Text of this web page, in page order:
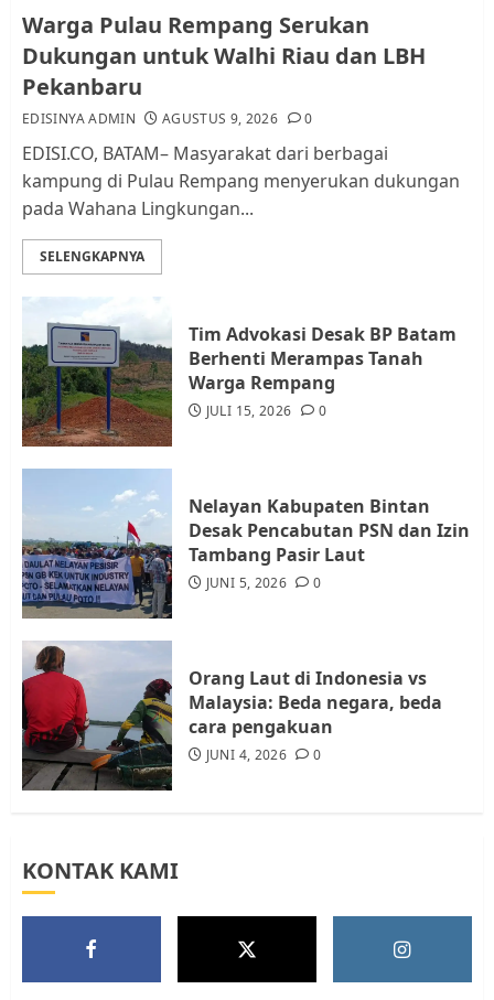
2
Pemko Batam Tegaskan RT dan
RW bukan Petugas Pendataan
dan Pemungutan Pajak
3
Kader Pajak jadi Penghubung
Pemerintah dan Masyarakat di
4
Datangi Pemko Batam, Warga
Rempang Protes Lahan Mereka
Diambil untuk Sekolah Rakyat
5
Warga Rempang Ajukan
Audiensi dengan Wali Kota
Batam, Soroti Aktivitas yang
Resahkan Warga
Warga Pulau Rempang Serukan
Dukungan untuk Walhi Riau dan LBH
Pekanbaru
EDISINYA ADMIN AGUSTUS 9, 2026 0
EDISI.CO, BATAM– Masyarakat dari berbagai
kampung di Pulau Rempang menyerukan dukungan
pada Wahana Lingkungan...
SELENGKAPNYA
Tim Advokasi Desak BP Batam
Berhenti Merampas Tanah
Warga Rempang
JULI 15, 2026 0
Nelayan Kabupaten Bintan
Desak Pencabutan PSN dan Izin
Tambang Pasir Laut
JUNI 5, 2026 0
Orang Laut di Indonesia vs
Malaysia: Beda negara, beda
cara pengakuan
JUNI 4, 2026 0
KONTAK KAMI